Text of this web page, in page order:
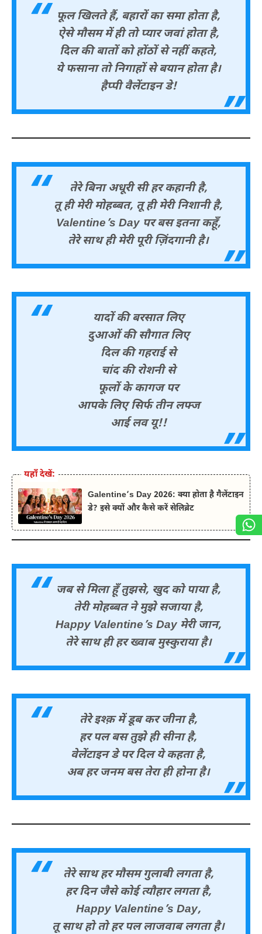
फूल खिलते हैं, बहारों का समा होता है,
ऐसे मौसम में ही तो प्यार जवां होता है,
दिल की बातों को होंठों से नहीं कहते,
ये फसाना तो निगाहों से बयान होता है।
हैप्पी वैलेंटाइन डे!
तेरे बिना अधूरी सी हर कहानी है,
तू ही मेरी मोहब्बत, तू ही मेरी निशानी है,
Valentine’s Day पर बस इतना कहूँ,
तेरे साथ ही मेरी पूरी ज़िंदगानी है।
यादों की बरसात लिए
दुआओं की सौगात लिए
दिल की गहराई से
चांद की रोशनी से
फूलों के कागज पर
आपके लिए सिर्फ तीन लफ्ज
आई लव यू!!
यहाँ देखें:
Galentine’s Day 2026: क्या होता है गैलेंटाइन
डे? इसे क्यों और कैसे करें सेलिब्रेट
जब से मिला हूँ तुझसे, खुद को पाया है,
तेरी मोहब्बत ने मुझे सजाया है,
Happy Valentine’s Day मेरी जान,
तेरे साथ ही हर ख्वाब मुस्कुराया है।
तेरे इश्क़ में डूब कर जीना है,
हर पल बस तुझे ही सीना है,
वेलेंटाइन डे पर दिल ये कहता है,
अब हर जनम बस तेरा ही होना है।
तेरे साथ हर मौसम गुलाबी लगता है,
हर दिन जैसे कोई त्यौहार लगता है,
Happy Valentine’s Day,
तू साथ हो तो हर पल लाजवाब लगता है।